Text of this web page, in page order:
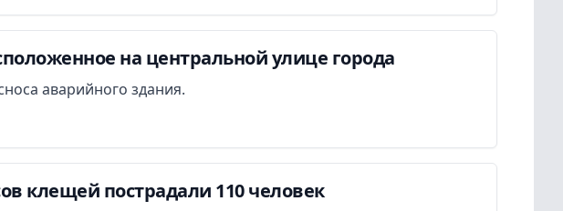
на центральной улице города
аварийного здания.
клещей пострадали 110 человек